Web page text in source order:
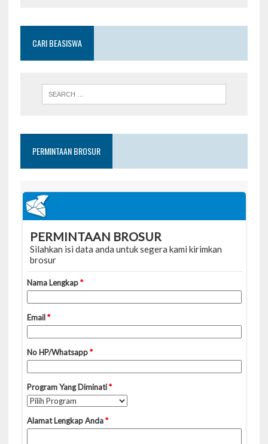
CARI BEASISWA
PERMINTAAN BROSUR